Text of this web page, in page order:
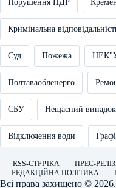
Порушення ПДР
Кримінальна
Суд Пожежа
Полтаваобленерго
СБУ Нещасний випадок
Відключення води
RSS-СТРІЧКА ПРЕС-
РЕДАКЦІЙНА ПОЛІТИКА
Всі права захищено ©